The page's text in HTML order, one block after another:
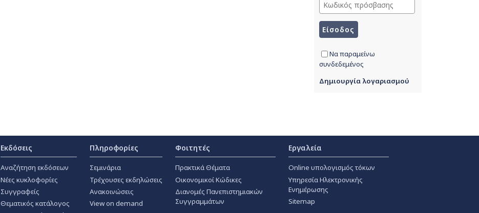
Να παραμείνω
συνδεδεμένος
Δημιουργία λογαριασμού
Εκδόσεις
Αναζήτηση εκδόσεων
Νέες κυκλοφορίες
Συγγραφείς
Θεματικός κατάλογος
Πληροφορίες
Σεμινάρια
Τρέχουσες εκδηλώσεις
Ανακοινώσεις
View on demand
Φοιτητές
Πρακτικά Θέματα
Οικονομικοί Κώδικες
Διανομές Πανεπιστημιακών
Συγγραμμάτων
Εργαλεία
Online υπολογισμός τόκων
Υπηρεσία Ηλεκτρονικής
Ενημέρωσης
Sitemap